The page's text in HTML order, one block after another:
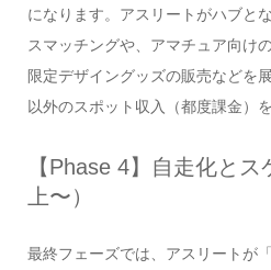
になります。アスリートがハブと
スマッチングや、アマチュア向け
限定デザイングッズの販売などを
以外のスポット収入（都度課金）
【Phase 4】自走化と
上〜）
最終フェーズでは、アスリートが